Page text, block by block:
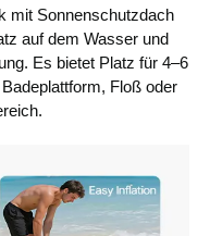
/ 1,55 x 1,55 x
mit Sonnenschutzdach
auf dem Wasser und
Es bietet Platz für 4–6
Floß oder